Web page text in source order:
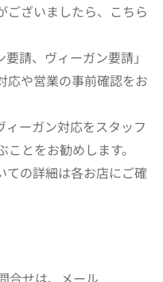
ございましたら、こちら
請、ヴィーガン要請」
応や営業の事前確認をお
ーガン対応をスタッフ
とをお勧めします。
ての詳細は各お店にご確
合せは、メール